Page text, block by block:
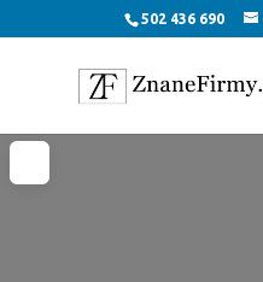
502 436 690